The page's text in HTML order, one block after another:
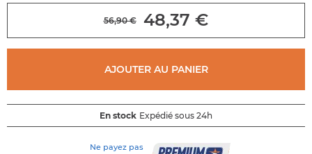
56,90 € 48,37 €
AJOUTER AU PANIER
En stock Expédié sous 24h
Ne payez pas